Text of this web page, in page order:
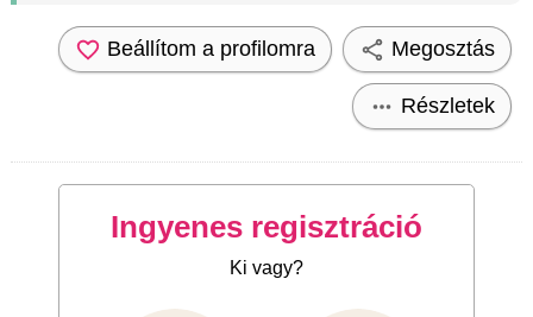
Beállítom a profilomra Megosztás
Részletek
Ingyenes regisztráció
Ki vagy?